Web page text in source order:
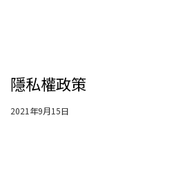
隱私權政策
2021年9月15日